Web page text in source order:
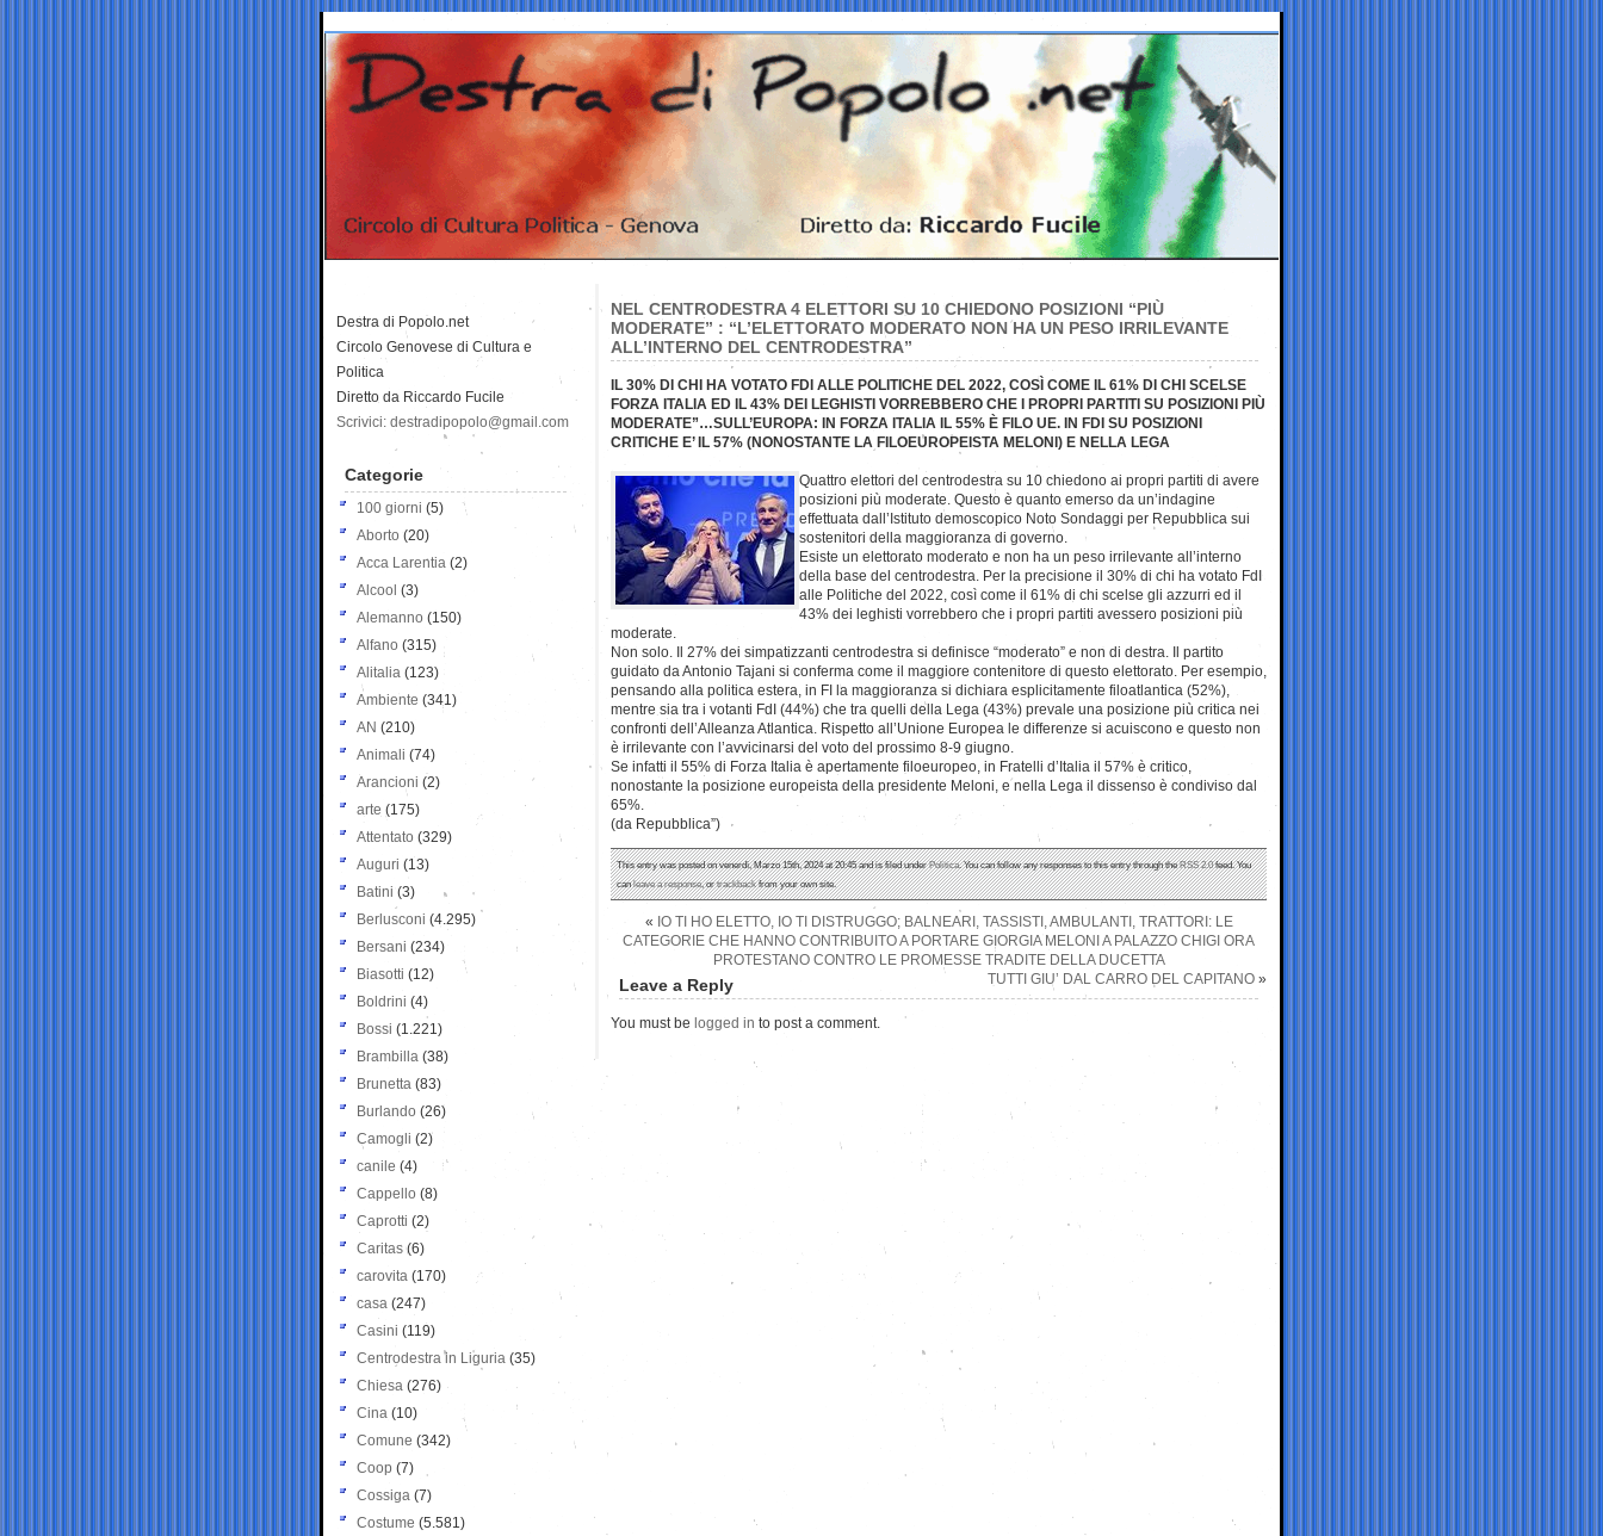
NEL CENTRODESTRA 4 ELETTORI SU 10 CHIEDONO POSIZIONI “PIÙ
MODERATE” : “L’ELETTORATO MODERATO NON HA UN PESO IRRILEVANTE
ALL’INTERNO DEL CENTRODESTRA”
IL 30% DI CHI HA VOTATO FDI ALLE POLITICHE DEL 2022, COSÌ COME IL 61% DI CHI SCELSE
FORZA ITALIA ED IL 43% DEI LEGHISTI VORREBBERO CHE I PROPRI PARTITI SU POSIZIONI PIÙ
MODERATE”…SULL’EUROPA: IN FORZA ITALIA IL 55% È FILO UE. IN FDI SU POSIZIONI
CRITICHE E’ IL 57% (NONOSTANTE LA FILOEUROPEISTA MELONI) E NELLA LEGA
Quattro elettori del centrodestra su 10 chiedono ai propri partiti di avere
posizioni più moderate. Questo è quanto emerso da un’indagine
effettuata dall’Istituto demoscopico Noto Sondaggi per Repubblica sui
sostenitori della maggioranza di governo.
Esiste un elettorato moderato e non ha un peso irrilevante all’interno
della base del centrodestra. Per la precisione il 30% di chi ha votato FdI
alle Politiche del 2022, così come il 61% di chi scelse gli azzurri ed il
43% dei leghisti vorrebbero che i propri partiti avessero posizioni più
moderate.
Non solo. Il 27% dei simpatizzanti centrodestra si definisce “moderato” e non di destra. Il partito
guidato da Antonio Tajani si conferma come il maggiore contenitore di questo elettorato. Per esempio,
pensando alla politica estera, in FI la maggioranza si dichiara esplicitamente filoatlantica (52%),
mentre sia tra i votanti FdI (44%) che tra quelli della Lega (43%) prevale una posizione più critica nei
confronti dell’Alleanza Atlantica. Rispetto all’Unione Europea le differenze si acuiscono e questo non
è irrilevante con l’avvicinarsi del voto del prossimo 8-9 giugno.
Se infatti il 55% di Forza Italia è apertamente filoeuropeo, in Fratelli d’Italia il 57% è critico,
nonostante la posizione europeista della presidente Meloni, e nella Lega il dissenso è condiviso dal
65%.
(da Repubblica”)
This entry was posted on venerdì, Marzo 15th, 2024 at 20:45 and is filed underPolitica. You can follow any responses to this entry through theRSS 2.0feed. You
canleave a response, ortrackbackfrom your own site.
« IO TI HO ELETTO, IO TI DISTRUGGO; BALNEARI, TASSISTI, AMBULANTI, TRATTORI: LE
CATEGORIE CHE HANNO CONTRIBUITO A PORTARE GIORGIA MELONI A PALAZZO CHIGI ORA
PROTESTANO CONTRO LE PROMESSE TRADITE DELLA DUCETTA
TUTTI GIU’ DAL CARRO DEL CAPITANO »
Leave a Reply
You must be logged in to post a comment.
Destra di Popolo.net
Circolo Genovese di Cultura e
Politica
Diretto da Riccardo Fucile
Scrivici: destradipopolo@gmail.com
Categorie
100 giorni (5)
Aborto (20)
Acca Larentia (2)
Alcool (3)
Alemanno (150)
Alfano (315)
Alitalia (123)
Ambiente (341)
AN (210)
Animali (74)
Arancioni (2)
arte (175)
Attentato (329)
Auguri (13)
Batini (3)
Berlusconi (4.295)
Bersani (234)
Biasotti (12)
Boldrini (4)
Bossi (1.221)
Brambilla (38)
Brunetta (83)
Burlando (26)
Camogli (2)
canile (4)
Cappello (8)
Caprotti (2)
Caritas (6)
carovita (170)
casa (247)
Casini (119)
Centrodestra in Liguria (35)
Chiesa (276)
Cina (10)
Comune (342)
Coop (7)
Cossiga (7)
Costume (5.581)